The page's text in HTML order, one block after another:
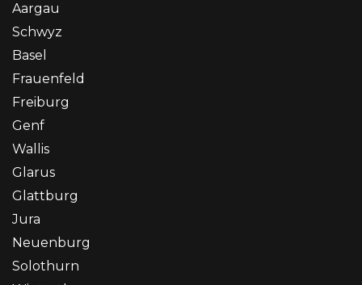
Aargau
Schwyz
Basel
Frauenfeld
Freiburg
Genf
Wallis
Glarus
Glattburg
Jura
Neuenburg
Solothurn